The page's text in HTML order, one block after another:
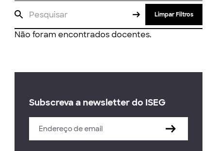
Limpar Filtros
Não foram encontrados docentes.
Subscreva a newsletter do ISEG